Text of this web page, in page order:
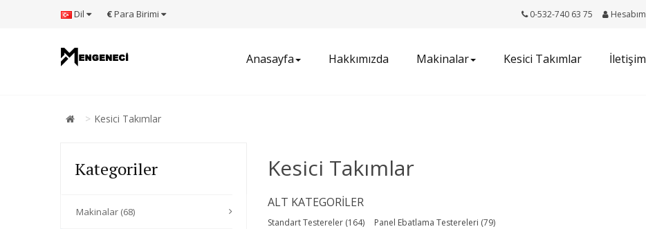
Dil €Para Birimi 0-532-740 63 75 Hesabım
Anasayfa Hakkımızda Makinalar Kesici Takımlar İletişim
Kesici Takımlar
Kategoriler
Makinalar (68)
Kesici Takımlar
ALT KATEGORILER
Standart Testereler (164)
Panel Ebatlama Testereleri (79)